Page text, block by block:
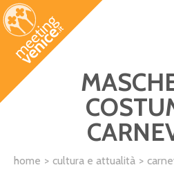
Salta al contenuto principale
home cultura e attualità